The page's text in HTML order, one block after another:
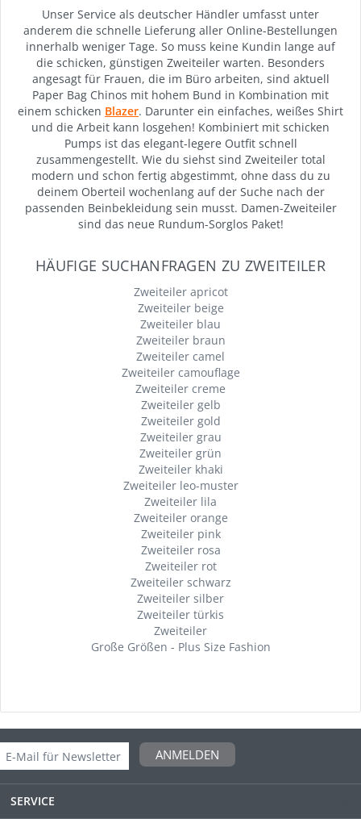
Unser Service als deutscher Händler umfasst unter
anderem die schnelle Lieferung aller Online-Bestellungen
innerhalb weniger Tage. So muss keine Kundin lange auf
die schicken, günstigen Zweiteiler warten. Besonders
angesagt für Frauen, die im Büro arbeiten, sind aktuell
Paper Bag Chinos mit hohem Bund in Kombination mit
einem schicken Blazer. Darunter ein einfaches, weißes Shirt
und die Arbeit kann losgehen! Kombiniert mit schicken
Pumps ist das elegant-legere Outfit schnell
zusammengestellt. Wie du siehst sind Zweiteiler total
modern und schon fertig abgestimmt, ohne dass du zu
deinem Oberteil wochenlang auf der Suche nach der
passenden Beinbekleidung sein musst. Damen-Zweiteiler
sind das neue Rundum-Sorglos Paket!
HÄUFIGE SUCHANFRAGEN ZU ZWEITEILER
Zweiteiler apricot
Zweiteiler beige
Zweiteiler blau
Zweiteiler braun
Zweiteiler camel
Zweiteiler camouflage
Zweiteiler creme
Zweiteiler gelb
Zweiteiler gold
Zweiteiler grau
Zweiteiler grün
Zweiteiler khaki
Zweiteiler leo-muster
Zweiteiler lila
Zweiteiler orange
Zweiteiler pink
Zweiteiler rosa
Zweiteiler rot
Zweiteiler schwarz
Zweiteiler silber
Zweiteiler türkis
Zweiteiler
Große Größen - Plus Size Fashion
ANMELDEN
SERVICE